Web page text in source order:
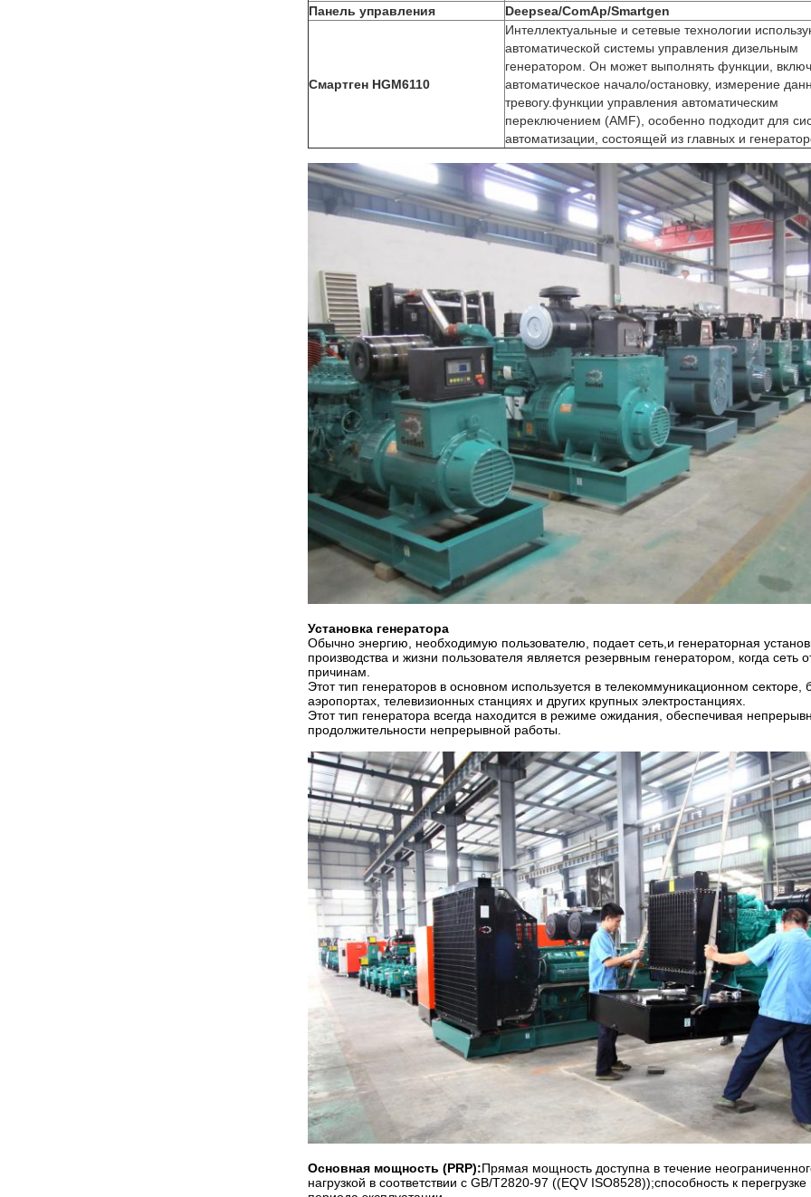
Панель управления
Deepsea/ComAp/Smartgen
Смартген HGM6110
Интеллектуальные и сетевые технологии
автоматической системы управления дизельным
генератором. Он может выполнять функции,
автоматическое начало/остановку, измерение
тревогу.функции управления автоматическим
переключением (AMF), особенно подходит для
автоматизации, состоящей из главных и
Установка генератора
Обычно энергию, необходимую пользователю, подает сеть,и генераторная
производства и жизни пользователя является резервным генератором, когда
причинам.
Этот тип генераторов в основном используется в телекоммуникационном
аэропортах, телевизионных станциях и других крупных электростанциях.
Этот тип генератора всегда находится в режиме ожидания, обеспечивая
продолжительности непрерывной работы.
Основная мощность (PRP):Прямая мощность доступна в течение
нагрузкой в соответствии с GB/T2820-97 ((EQV ISO8528));способность к